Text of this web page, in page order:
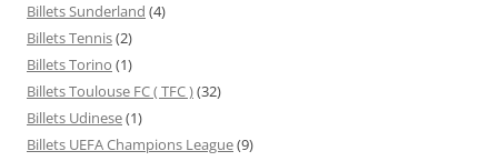
Billets Sunderland (4)
Billets Tennis(2)
Billets Torino (1)
Billets Toulouse FC ( TFC )(32)
Billets Udinese(1)
Billets UEFA Champions League(9)